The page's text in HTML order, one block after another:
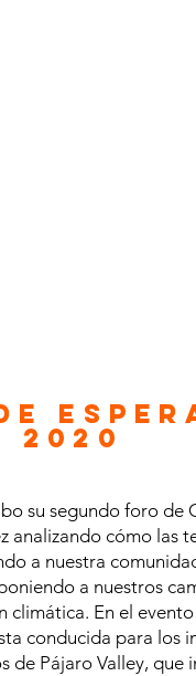
2020
su segundo foro de
analizando cómo las
a nuestra
a nuestros
climática. En el
conducida para los
de Pájaro Valley, que